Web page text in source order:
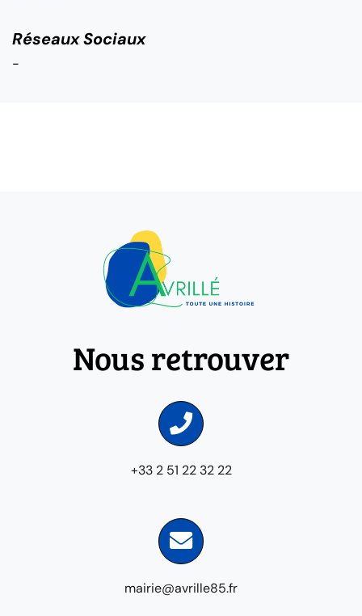
Réseaux Sociaux
-
Nous retrouver
+33 2 51 22 32 22
mairie@avrille85.fr